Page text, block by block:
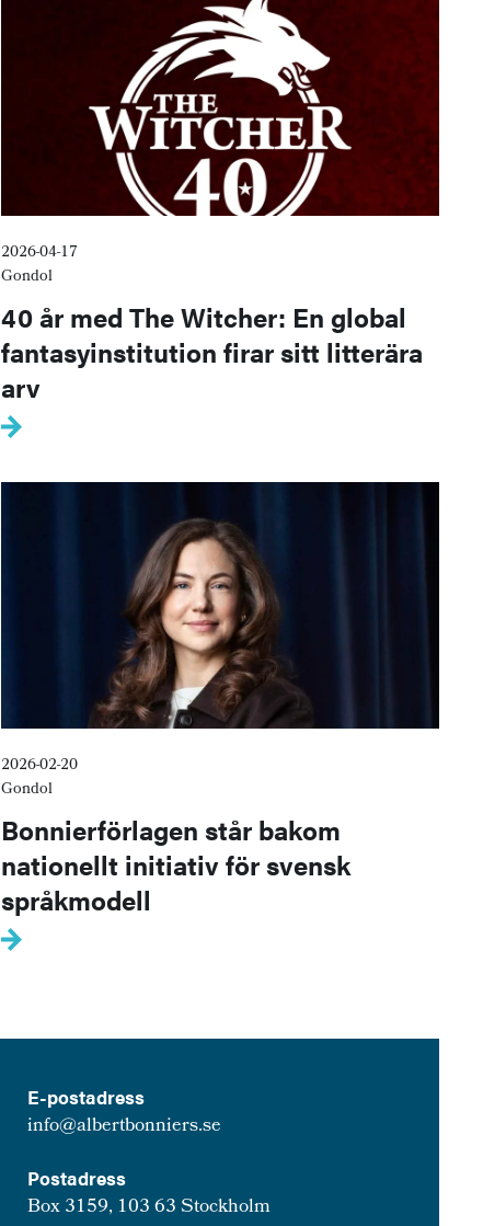
2026-04-17
Gondol
40 år med The Witcher: En global
fantasyinstitution firar sitt litterära
arv
2026-02-20
Gondol
Bonnierförlagen står bakom
nationellt initiativ för svensk
språkmodell
E-postadress
info@albertbonniers.se
Postadress
Box 3159, 103 63 Stockholm